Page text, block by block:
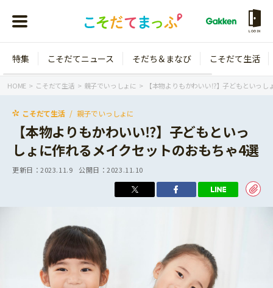
LOGIN
年齢から探す
1歳
年中
小学1年生
小学2年生
小学3年生
小学4年生
こそだてニュース
イベント
ニュース
そだち＆まなび
特集 こそだてニュース そだち＆まなび こそだて生活
HOME こそだて生活 親子でいっしょに 【本物よりもかわいい⁉】子どもといっ
こそだて生活 親子でいっしょに
【本物よりもかわいい⁉】子どもといっ
しょに作れるメイクセットのおもちゃ4選
更新日：2023.11.9 公開日：2023.11.10